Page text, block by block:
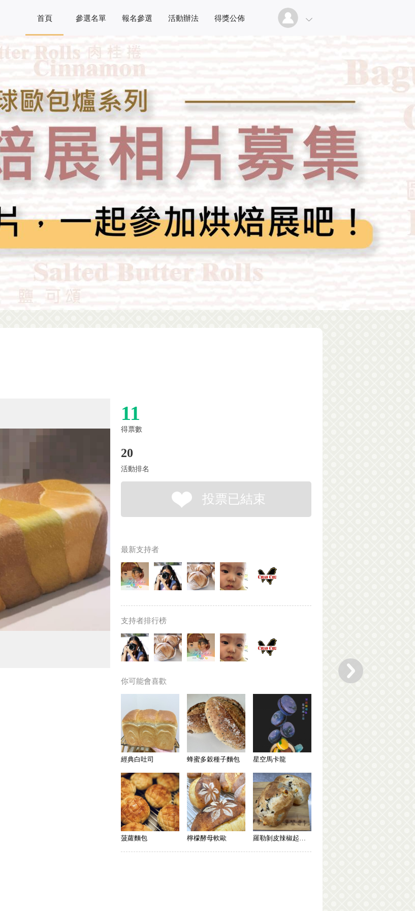
首頁 參選名單 報名參選 活動辦法 得獎公佈
11
得票數
20
活動排名
投票已結束
最新支持者
支持者排行榜
你可能會喜歡
經典白吐司 蜂蜜多穀種子麵包 星空馬卡龍
菠蘿麵包 檸檬酵母軟歐 羅勒剝皮辣椒起司歐包